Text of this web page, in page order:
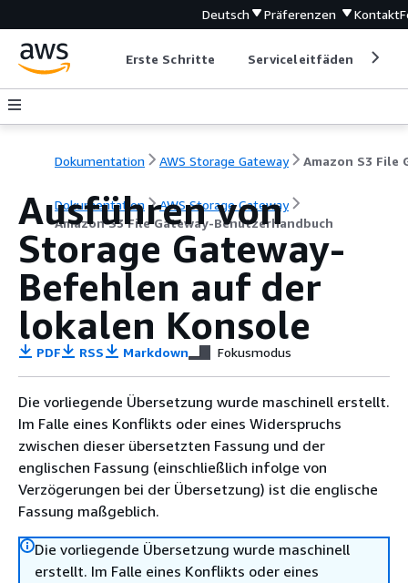
Deutsch Präferenzen Kontakt
Erste Schritte Serviceleitfäden
Dokumentation AWS Storage Gateway
Dokumentation
AWS Storage Gateway
Amazon S3 File Gateway-Benutzerhandbuch
Ausführen von
Storage Gateway-
Befehlen auf der
lokalen Konsole
PDF RSS Markdown Fokusmodus
Die vorliegende Übersetzung wurde maschinell erstellt.
Im Falle eines Konflikts oder eines Widerspruchs
zwischen dieser übersetzten Fassung und der
englischen Fassung (einschließlich infolge von
Verzögerungen bei der Übersetzung) ist die englische
Fassung maßgeblich.
Die vorliegende Übersetzung wurde maschinell
erstellt. Im Falle eines Konflikts oder eines